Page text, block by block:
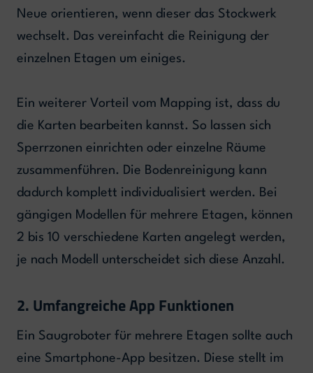
Neue orientieren, wenn dieser das Stockwerk
wechselt. Das vereinfacht die Reinigung der
einzelnen Etagen um einiges.
Ein weiterer Vorteil vom Mapping ist, dass du
die Karten bearbeiten kannst. So lassen sich
Sperrzonen einrichten oder einzelne Räume
zusammenführen. Die Bodenreinigung kann
dadurch komplett individualisiert werden. Bei
gängigen Modellen für mehrere Etagen, können
2 bis 10 verschiedene Karten angelegt werden,
je nach Modell unterscheidet sich diese Anzahl.
2. Umfangreiche App Funktionen
Ein Saugroboter für mehrere Etagen sollte auch
eine Smartphone-App besitzen. Diese stellt im